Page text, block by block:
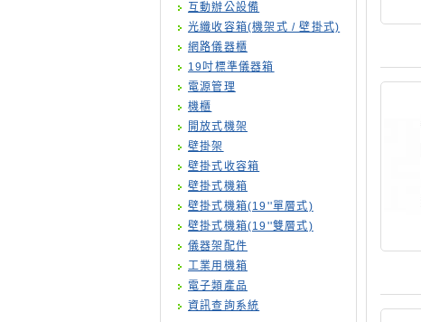
互動辦公設備
光纖收容箱(機架式 / 壁掛式)
網路儀器櫃
19吋標準儀器箱
電源管理
機櫃
開放式機架
壁掛架
壁掛式收容箱
壁掛式機箱
壁掛式機箱(19''單層式)
壁掛式機箱(19''雙層式)
儀器架配件
工業用機箱
電子類產品
資訊查詢系統